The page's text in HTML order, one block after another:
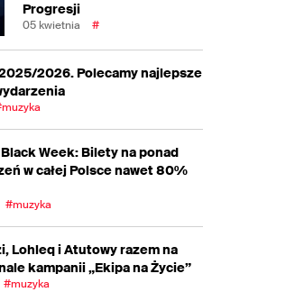
Progresji
05 kwietnia #
2026. Polecamy najlepsze
Week: Bilety na ponad
w całej Polsce nawet 80%
#muzyka
Lohleq i Atutowy razem na
kampanii „Ekipa na Życie”
#muzyka